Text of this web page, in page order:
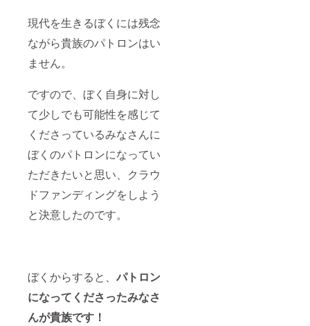
現代を生きるぼくには残念
ながら貴族のパトロンはい
ません。
ですので、ぼく自身に対し
て少しでも可能性を感じて
くださっているみなさんに
ぼくのパトロンになってい
ただきたいと思い、クラウ
ドファンディングをしよう
と決意したのです。
ぼくからすると、 パトロン
になってくださったみなさ
んが貴族です！